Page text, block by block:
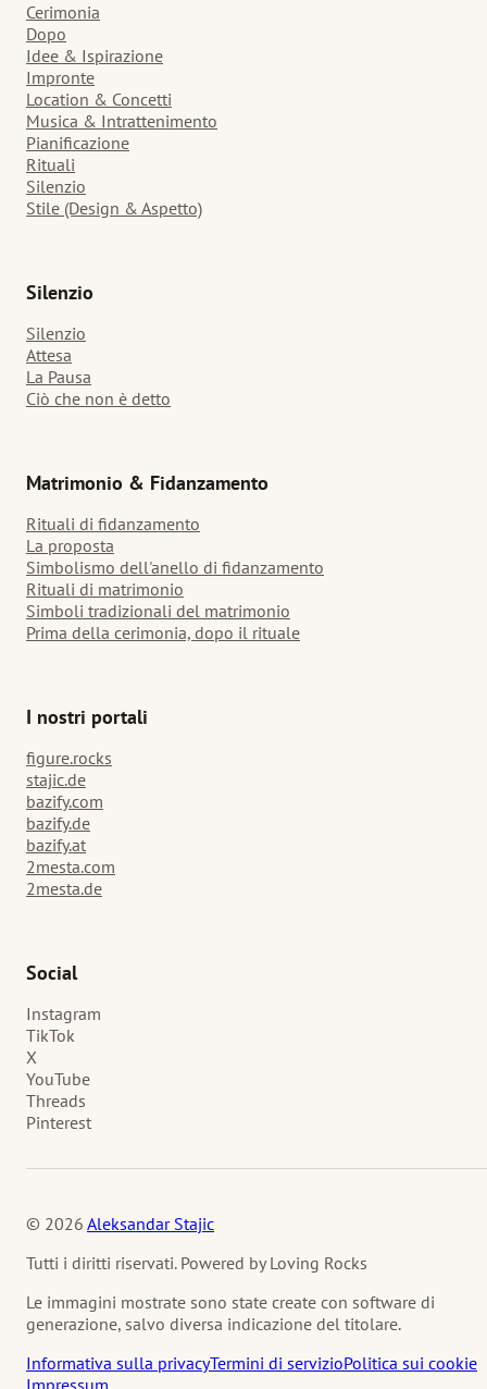
Cerimonia
Dopo
Idee & Ispirazione
Impronte
Location & Concetti
Musica & Intrattenimento
Pianificazione
Rituali
Silenzio
Stile (Design & Aspetto)
Silenzio
Silenzio
Attesa
La Pausa
Ciò che non è detto
Matrimonio & Fidanzamento
Rituali di fidanzamento
La proposta
Simbolismo dell'anello di fidanzamento
Rituali di matrimonio
Simboli tradizionali del matrimonio
Prima della cerimonia, dopo il rituale
I nostri portali
figure.rocks
stajic.de
bazify.com
bazify.de
bazify.at
2mesta.com
2mesta.de
Social
Instagram
TikTok
X
YouTube
Threads
Pinterest
© 2026 Aleksandar Stajic
Tutti i diritti riservati. Powered by Loving Rocks
Le immagini mostrate sono state create con software di
generazione, salvo diversa indicazione del titolare.
Informativa sulla privacyTermini di servizioPolitica sui cookie